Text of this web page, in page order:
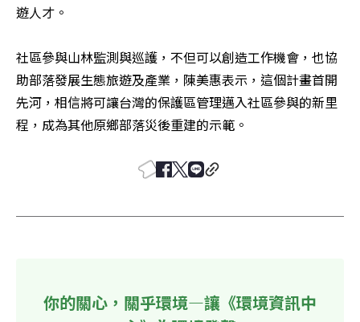
遊人才。
社區參與山林監測與巡護，不但可以創造工作機會，也協
助部落發展生態旅遊及產業，陳美惠表示，這個計畫首開
先河，相信將可讓台灣的保護區管理邁入社區參與的新里
程，成為其他原鄉部落災後重建的示範。
你的關心，關乎環境—讓《環境資訊中